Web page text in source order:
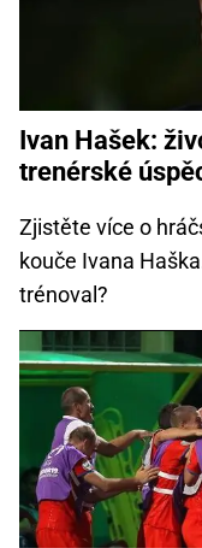
Ivan Hašek:
trenérské
Zjistěte více o
kouče Ivana
trénoval?